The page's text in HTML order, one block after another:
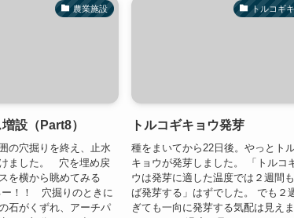
農業施設
設（Part8）
の穴掘りを終え、止水
ました。 穴を埋め戻
を横から眺めてみる
！！ 穴掘りのときに
石がくずれ、アーチパ
トルコギ
トルコギキョウ発芽
種をまいてから22日後。やっとト
キョウが発芽しました。 「トルコ
ウは発芽に適した温度では２週間
ば発芽する」はずでした。 でも２
ぎても一向に発芽する気配は見え